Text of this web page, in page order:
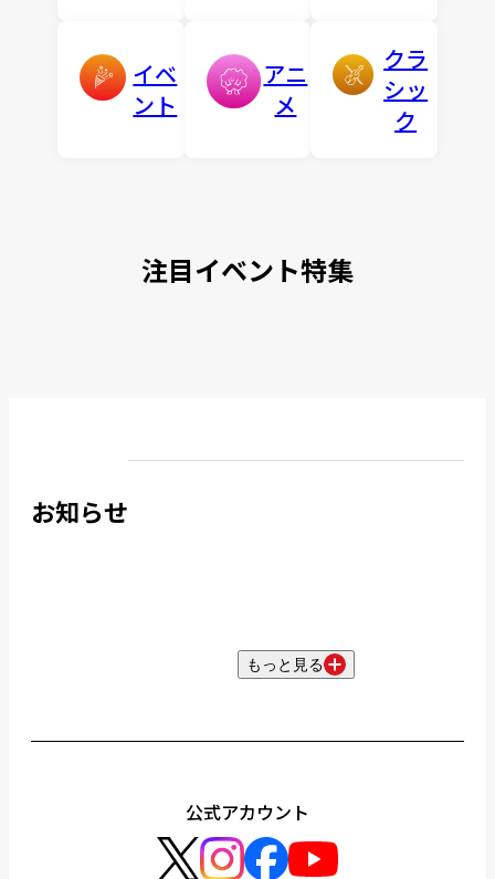
イベ
ント
アニ
メ
クラ
シッ
ク
注目イベント特集
お知らせ
もっと見る
公式アカウント